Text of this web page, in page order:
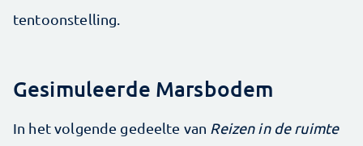
tentoonstelling.
Gesimuleerde Marsbodem
In het volgende gedeelte van Reizen in de ruimte